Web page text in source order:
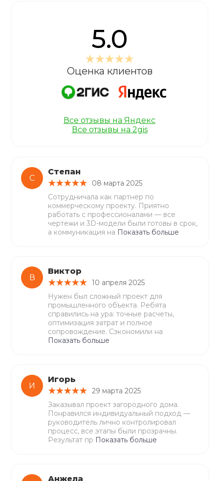
С
Степан
08 марта 2025
Сотрудничала как партнер по
коммерческому проекту. Приятно
работать с профессионалами — все
чертежи и 3D-модели были готовы в срок,
а коммуникация на Показать больше
В
Виктор
10 апреля 2025
Нужен был сложный проект для
промышленного объекта. Ребята
справились на ура: точные расчеты,
оптимизация затрат и полное
сопровождение. Сэкономили на
Показать больше
И
Игорь
29 марта 2025
Заказывал проект загородного дома.
Понравился индивидуальный подход —
руководитель лично контролировал
процесс, все этапы были прозрачны.
Результат пр Показать больше
Анжела
5.0
Оценка клиентов
Все отзывы на Яндекс
Все отзывы на 2gis